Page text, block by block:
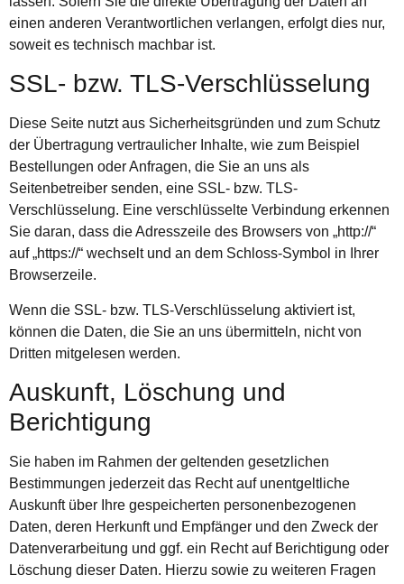
einen anderen Verantwortlichen verlangen, erfolgt dies nur,
soweit es technisch machbar ist.
SSL- bzw. TLS-Verschlüsselung
Diese Seite nutzt aus Sicherheitsgründen und zum Schutz
der Übertragung vertraulicher Inhalte, wie zum Beispiel
Bestellungen oder Anfragen, die Sie an uns als
Seitenbetreiber senden, eine SSL- bzw. TLS-
Verschlüsselung. Eine verschlüsselte Verbindung erkennen
Sie daran, dass die Adresszeile des Browsers von „http://“
auf „https://“ wechselt und an dem Schloss-Symbol in Ihrer
Browserzeile.
Wenn die SSL- bzw. TLS-Verschlüsselung aktiviert ist,
können die Daten, die Sie an uns übermitteln, nicht von
Dritten mitgelesen werden.
Auskunft, Löschung und
Berichtigung
Sie haben im Rahmen der geltenden gesetzlichen
Bestimmungen jederzeit das Recht auf unentgeltliche
Auskunft über Ihre gespeicherten personenbezogenen
Daten, deren Herkunft und Empfänger und den Zweck der
Datenverarbeitung und ggf. ein Recht auf Berichtigung oder
Löschung dieser Daten. Hierzu sowie zu weiteren Fragen